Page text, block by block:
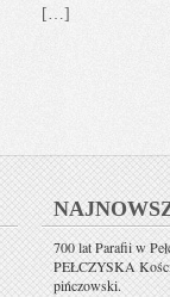
[…]
700 lat Parafii w
PEŁCZYSKA
pińczowski.